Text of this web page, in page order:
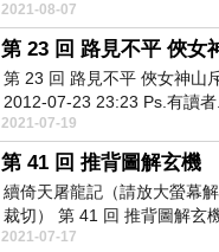
2021-08-07
第 23 回 路見不平 俠女
第 23 回 路見不平 俠女神山
2012-07-23 23:23 Ps.有讀者
2021-07-19
第 41 回 推背圖解玄機
續倚天屠龍記（請放大螢幕
裁切） 第 41 回 推背圖解玄
2021-07-17